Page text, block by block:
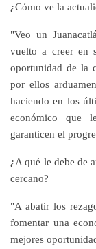
¿Cómo ve la
"Veo un
vuelto a creer en
oportunidad de la
por ellos
haciendo en los
económico que
garanticen el
¿A qué le debe de
cercano?
"A abatir los
fomentar una
mejores